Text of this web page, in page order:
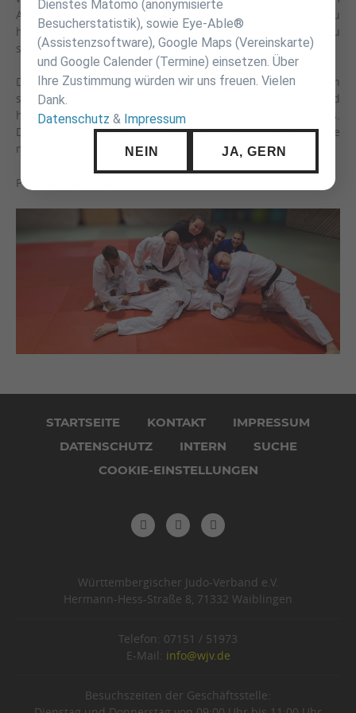
Angreifer auszuweichen, seine Deckung geschlossen zu
halten und gleichzeitig deeskalierend mit dem Angreifer zu
sprechen.
Die Trainingszeit verging durch die verschiedenen Übungen
sehr schnell. Es gab viel Gelächter, viele Ratschläge und
hoffentlich bleibt der eine oder andere Tipp im Gedächtnis.
Danke fürs Mitmachen und danke auch an Kim Schaible, die
mich bei den Übungen tatkräftig unterstützt hat.
Peter Kollmannthaler
überspringen
STARTSEITE KONTAKT
IMPRESSUM
DATENSCHUTZ
INTERN
SUCHE
COOKIE-EINSTELLUNGEN
Württembergischer Judo-Verband e.V.
Hermann-Hess-Straße 8, 71332 Waiblingen
Telefon: 07151 / 51973
E-Mail: info@wjv.de
Besuchszeiten der Geschäftsstelle:
Dienstes Matomo (anonymisierte
Besucherstatistik), sowie Eye-Able®
(Assistenzsoftware), Google Maps (Vereinskarte)
und Google Calender (Termine) einsetzen. Über
Ihre Zustimmung würden wir uns freuen. Vielen
Dank.
Datenschutz & Impressum
NEIN JA, GERN